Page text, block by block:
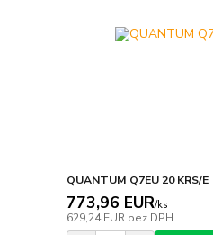
QUANTUM Q7EU 20 KRS/E
773,96 EUR/ks
629,24 EUR bez DPH